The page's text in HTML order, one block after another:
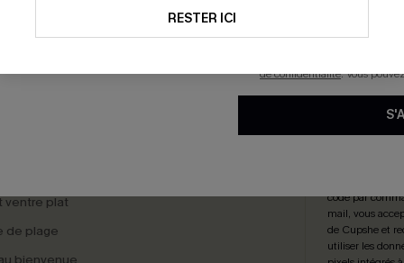
RESTER ICI
LIVRAISON
ventre plat
de plage
code par
mail, vous
de Cupshe et
utiliser les
technologies de suivi, telles
savoir si ceux-ci ont été
personnaliser nos contenus
produits susceptibles de
de confidentialité. Vous